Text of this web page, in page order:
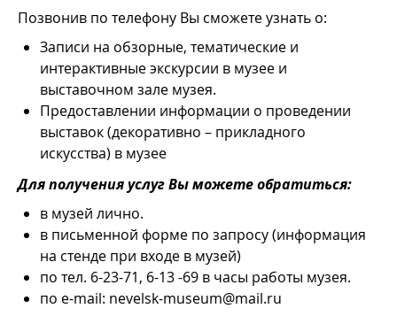
Позвонив по телефону Вы сможете узнать о:
Записи на обзорные, тематические и
интерактивные экскурсии в музее и
выставочном зале музея.
Предоставлении информации о проведении
выставок (декоративно – прикладного
искусства) в музее
Для получения услуг Вы можете обратиться:
в музей лично.
в письменной форме по запросу (информация
на стенде при входе в музей)
по тел. 6-23-71, 6-13 -69 в часы работы музея.
по е-mail: nevelsk-museum@mail.ru